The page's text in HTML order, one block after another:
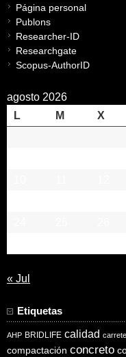
Página personal
Publons
Researcher-ID
Researchgate
Scopus-AuthorID
agosto 2026
L
M X
« Jul
Etiquetas
AHP BRIDLIFE calidad
compactación concreto